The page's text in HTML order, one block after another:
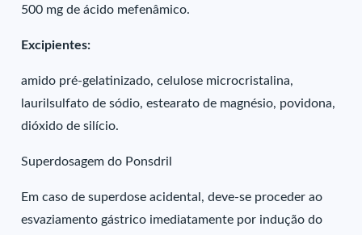
500 mg de ácido mefenâmico.
Excipientes:
amido pré-gelatinizado, celulose microcristalina,
laurilsulfato de sódio, estearato de magnésio, povidona,
dióxido de silício.
Superdosagem do Ponsdril
Em caso de superdose acidental, deve-se proceder ao
esvaziamento gástrico imediatamente por indução do